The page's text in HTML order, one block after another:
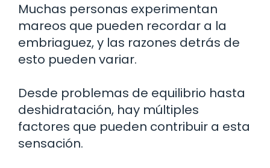
Muchas personas experimentan
mareos que pueden recordar a la
embriaguez, y las razones detrás de
esto pueden variar.
Desde problemas de equilibrio hasta
deshidratación, hay múltiples
factores que pueden contribuir a esta
sensación.